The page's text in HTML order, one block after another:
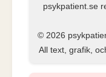
psykpatient.se
© 2026
All text, grafik,